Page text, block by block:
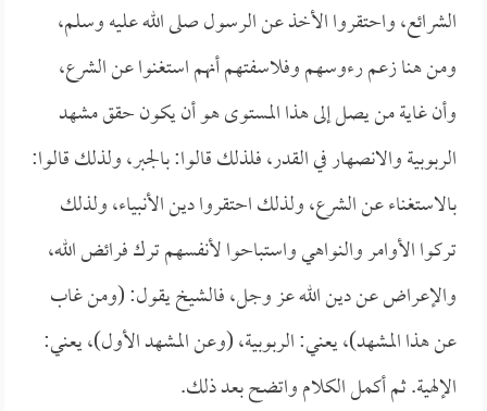
الشرائع، واحتقروا الأخذ عن الرسول صلى الله عليه وسلم،
ومن هنا زعم رءوسهم وفلاسفتهم أنهم استغنوا عن الشرع،
وأن غاية من يصل إلى هذا المستوى هو أن يكون حقق مشهد
الربوبية والانصهار في القدر، فلذلك قالوا: بالجبر، ولذلك قالوا:
بالاستغناء عن الشرع، ولذلك احتقروا دين الأنبياء، ولذلك
تركوا الأوامر والنواهي واستباحوا لأنفسهم ترك فرائض الله،
والإعراض عن دين الله عز وجل، فالشيخ يقول: (ومن غاب
عن هذا المشهد)، يعني: الربوبية، (وعن المشهد الأول)، يعني:
الإلهية. ثم أكمل الكلام واتضح بعد ذلك.